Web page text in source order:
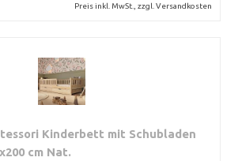
Preis inkl. MwSt., zzgl. Versandkosten
Kinderbett mit Schubladen
cm Nat.